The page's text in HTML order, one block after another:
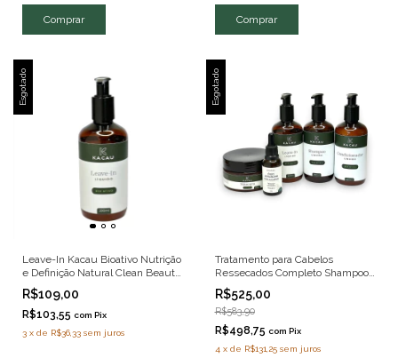
Esgotado
Leave-In Kacau Bioativo Nutrição
e Definição Natural Clean Beauty
200ml
R$109,00
R$103,55 com Pix
3 x de R$36,33 sem juros
Esgotado
Tratamento para Cabelos
Ressecados Completo Shampoo
Máscara Condicionador e Óleo
R$525,00
R$583,90
R$498,75 com Pix
4 x de R$131,25 sem juros